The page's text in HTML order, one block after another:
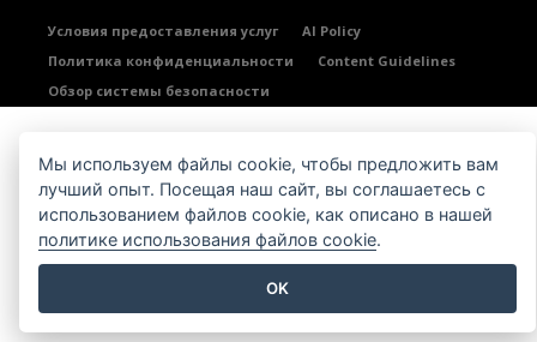
Условия предоставления услуг
AI Policy
Политика конфиденциальности
Content Guidelines
Обзор системы безопасности
Мы используем файлы cookie, чтобы предложить вам
лучший опыт. Посещая наш сайт, вы соглашаетесь с
использованием файлов cookie, как описано в нашей
политике использования файлов cookie.
OK